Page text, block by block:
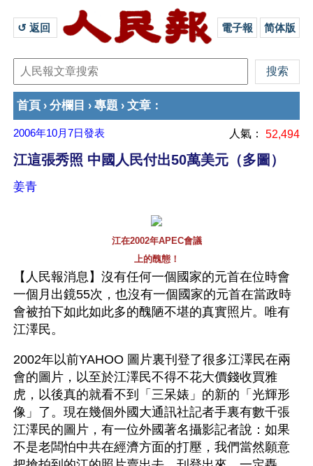
↺ 返回 電子報 简体版
首頁 › 分欄目 › 專題 › 文章 ：
2006年10月7日發表 人氣： 52,494
江這張秀照 中國人民付出50萬美元（多圖）
姜青
江在2002年APEC會議
上的醜態！
【人民報消息】沒有任何一個國家的元首在位時會
一個月出鏡55次，也沒有一個國家的元首在當政時
會被拍下如此如此多的醜陋不堪的真實照片。唯有
江澤民。
2002年以前YAHOO 圖片裏刊登了很多江澤民在兩
會的圖片，以至於江澤民不得不花大價錢收買雅
虎，以後真的就看不到「三呆婊」的新的「光輝形
像」了。現在幾個外國大通訊社記者手裏有數千張
江澤民的圖片，有一位外國著名攝影記者說：如果
不是老闆怕中共在經濟方面的打壓，我們當然願意